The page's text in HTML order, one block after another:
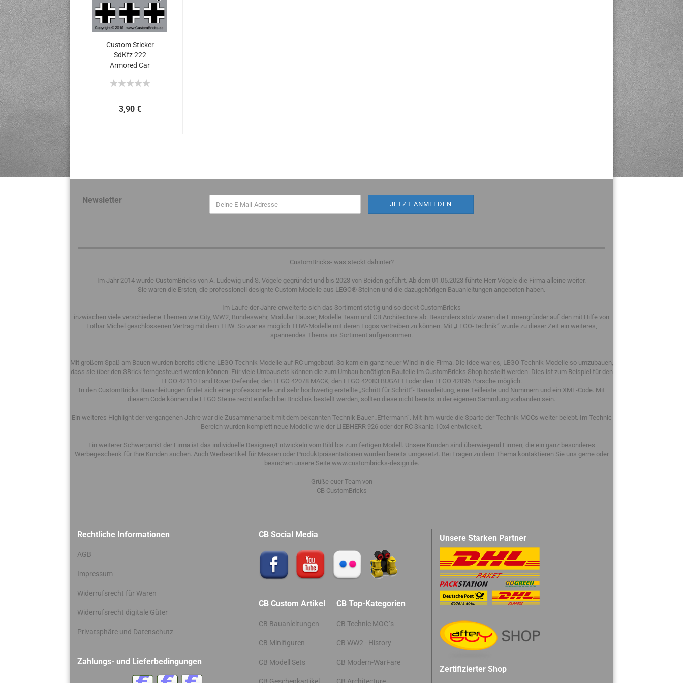
Custom Sticker
SdKfz 222
Armored Car
3,90 €
Newsletter
CustomBricks- was steckt dahinter?
Im Jahr 2014 wurde CustomBricks von A. Ludewig und S. Vögele gegründet und bis 2023 von Beiden geführt. Ab dem 01.05.2023 führte Herr Vögele die Firma alleine weiter.
Sie waren die Ersten, die professionell designte Custom Modelle aus LEGO® Steinen und die dazugehörigen Bauanleitungen angeboten haben.
Im Laufe der Jahre erweiterte sich das Sortiment stetig und so deckt CustomBricks
inzwischen viele verschiedene Themen wie City, WW2, Bundeswehr, Modular Häuser, Modelle Team und CB Architecture ab. Besonders stolz waren die Firmengründer auf den mit Hilfe von
Lothar Michel geschlossenen Vertrag mit dem THW. So war es möglich THW-Modelle mit deren Logos vertreiben zu können. Mit „LEGO-Technik“ wurde zu dieser Zeit ein weiteres,
spannendes Thema ins Sortiment aufgenommen.
Mit großem Spaß am Bauen wurden bereits etliche LEGO Technik Modelle auf RC umgebaut. So kam ein ganz neuer Wind in die Firma. Die Idee war es, LEGO Technik Modelle so umzubauen,
dass sie über den SBrick ferngesteuert werden können. Für viele Umbausets können die zum Umbau benötigten Bauteile im CustomBricks Shop bestellt werden. Dies ist zum Beispiel für den
LEGO 42110 Land Rover Defender, den LEGO 42078 MACK, den LEGO 42083 BUGATTI oder den LEGO 42096 Porsche möglich.
In den CustomBricks Bauanleitungen findet sich eine professionelle und sehr hochwertig erstellte „Schritt für Schritt“- Bauanleitung, eine Teilleiste und Nummern und ein XML-Code. Mit
diesem Code können die LEGO Steine recht einfach bei Bricklink bestellt werden, sollten diese nicht bereits in der eigenen Sammlung vorhanden sein.
Ein weiteres Highlight der vergangenen Jahre war die Zusammenarbeit mit dem bekannten Technik Bauer „Effermann“. Mit ihm wurde die Sparte der Technik MOCs weiter belebt. Im Technic
Bereich wurden komplett neue Modelle wie der LIEBHERR 926 oder der RC Skania 10x4 entwickelt.
Ein weiterer Schwerpunkt der Firma ist das individuelle Designen/Entwickeln vom Bild bis zum fertigen Modell. Unsere Kunden sind überwiegend Firmen, die ein ganz besonderes
Werbegeschenk für Ihre Kunden suchen. Auch Werbeartikel für Messen oder Produktpräsentationen wurden bereits umgesetzt. Bei Fragen zu dem Thema kontaktieren Sie uns gerne oder
besuchen unsere Seite www.custombricks-design.de.
Grüße euer Team von
CB CustomBricks
Rechtliche Informationen
AGB
Impressum
Widerrufsrecht für Waren
Widerrufsrecht digitale Güter
Privatsphäre und Datenschutz
Zahlungs- und Lieferbedingungen
CB Social Media
CB Custom Artikel
CB Bauanleitungen
CB Minifiguren
CB Modell Sets
CB Top-Kategorien
CB Technic MOC´s
CB WW2 - History
CB Modern-WarFare
Unsere Starken Partner
Zertifizierter Shop